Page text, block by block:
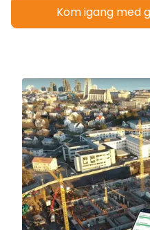
Kom igang med